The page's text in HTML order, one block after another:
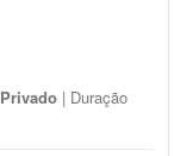
Privado | Duração